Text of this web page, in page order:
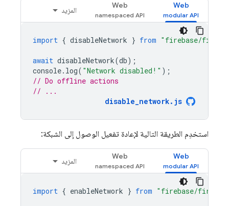
Web
Web
المزيد
import { disableNetwork } from "firebase/
await disableNetwork(db);
console. log( "Network disabled!" );
// Do offline actions
// ...
disable_network.js
استخدِم الطريقة التالية لإعادة تفعيل الوصول إلى الشبكة:
Web
Web
المزيد
import { enableNetwork } from "firebase/